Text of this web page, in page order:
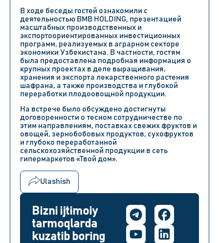
В ходе беседы гостей ознакомили с
деятельностью BMB HOLDING, презентацией
масштабных производственных и
экспортоориентированных инвестиционных
программ, реализуемых в аграрном секторе
экономики Узбекистана. В частности, гостям
была предоставлена ​​подробная информация о
крупных проектах в деле выращивания,
хранения и экспорта лекарственного растения
шафрана, а также производства и глубокой
переработки плодоовощной продукции.
На встрече было обсуждено достигнуты
договоренности о тесном сотрудничестве по
этим направлениям, поставках свежих фруктов и
овощей, зернобобовых продуктов, сухофруктов
и глубоко переработанной
сельскохозяйственной продукции в сеть
гипермаркетов «Твой дом».
Ulashish
Bizni ijtimoiy
tarmoqlarda
kuzatib boring